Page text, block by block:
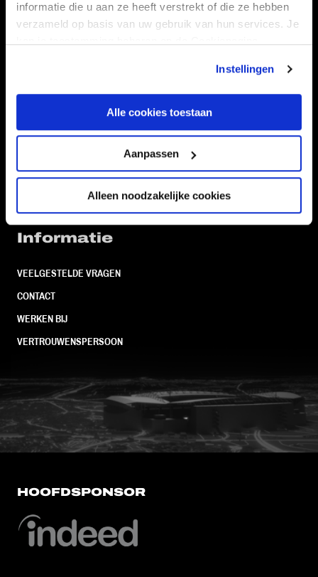
informatie die u aan ze heeft verstrekt of die ze hebben
verzameld op basis van uw gebruik van hun services. Je
Instellingen
Alle cookies toestaan
Aanpassen
Alleen noodzakelijke cookies
TEAMS
SUPPORTERS
KAARTVERKOOP
BUSINESS
Informatie
VEELGESTELDE VRAGEN
CONTACT
WERKEN BIJ
VERTROUWENSPERSOON
FC Utrecht<br>vanuit<br>het
HOOFDSPONSOR